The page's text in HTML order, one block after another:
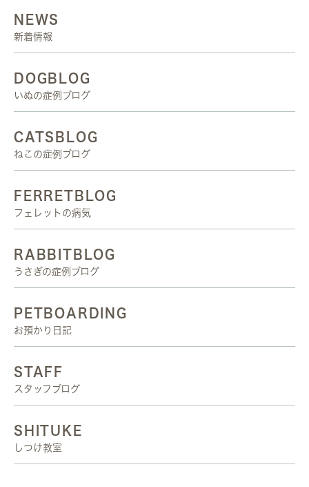
NEWS
新着情報
DOGBLOG
いぬの症例ブログ
CATSBLOG
ねこの症例ブログ
FERRETBLOG
フェレットの病気
RABBITBLOG
うさぎの症例ブログ
PETBOARDING
お預かり日記
STAFF
スタッフブログ
SHITUKE
しつけ教室